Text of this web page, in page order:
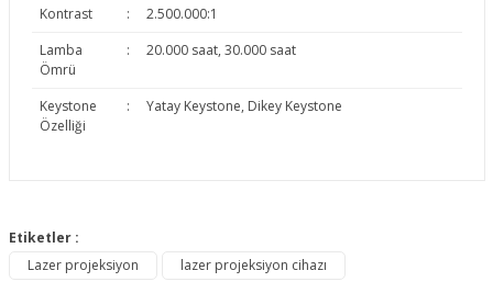
Kontrast
:
2.500.000:1
Lamba
Ömrü
: 20.000 saat, 30.000 saat
Keystone
Özelliği
: Yatay Keystone, Dikey Keystone
konularda yetersiz gördüğünüz noktaları öneri formunu
Görüş ve önerileriniz için teşekkür ederiz.
Etiketler :
Lazer projeksiyon
lazer projeksiyon cihazı